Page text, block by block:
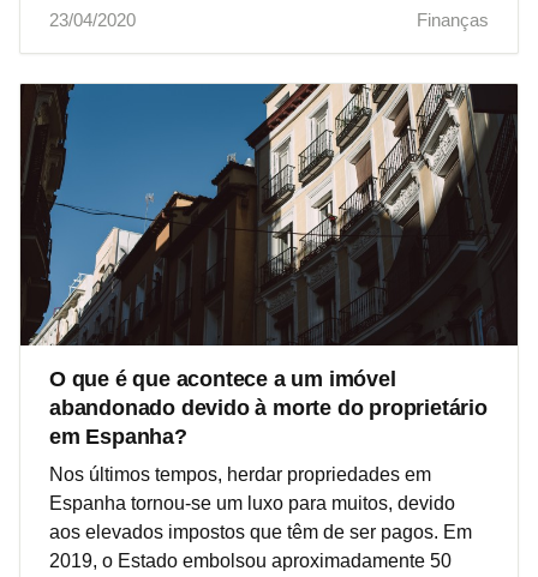
23/04/2020 Finanças
O que é que acontece a um imóvel
abandonado devido à morte do proprietário
em Espanha?
Nos últimos tempos, herdar propriedades em
Espanha tornou-se um luxo para muitos, devido
aos elevados impostos que têm de ser pagos. Em
2019, o Estado embolsou aproximadamente 50